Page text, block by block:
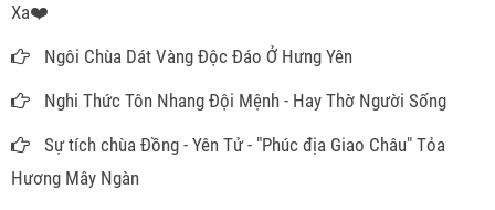
Xa❤️
Ngôi Chùa Dát Vàng Độc Đáo Ở Hưng Yên
Nghi Thức Tôn Nhang Đội Mệnh - Hay Thờ Người Sống
Sự tích chùa Đồng - Yên Tử - "Phúc địa Giao Châu" Tỏa
Hương Mây Ngàn